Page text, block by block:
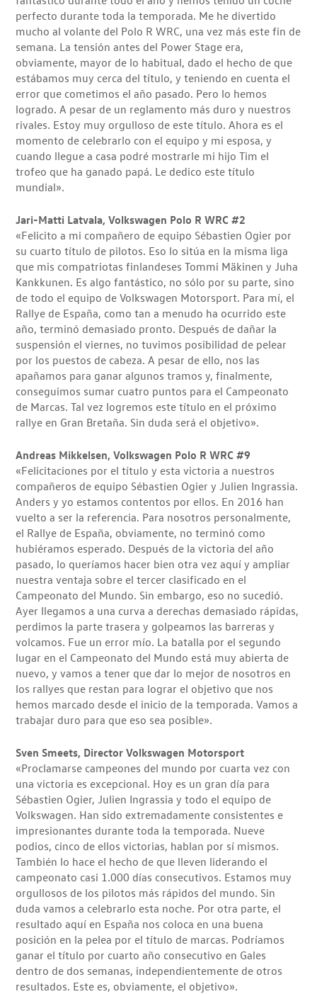
perfecto durante toda la temporada. Me he divertido
mucho al volante del Polo R WRC, una vez más este fin de
semana. La tensión antes del Power Stage era,
obviamente, mayor de lo habitual, dado el hecho de que
estábamos muy cerca del título, y teniendo en cuenta el
error que cometimos el año pasado. Pero lo hemos
logrado. A pesar de un reglamento más duro y nuestros
rivales. Estoy muy orgulloso de este título. Ahora es el
momento de celebrarlo con el equipo y mi esposa, y
cuando llegue a casa podré mostrarle mi hijo Tim el
trofeo que ha ganado papá. Le dedico este título
mundial».
Jari-Matti Latvala, Volkswagen Polo R WRC #2
«Felicito a mi compañero de equipo Sébastien Ogier por
su cuarto título de pilotos. Eso lo sitúa en la misma liga
que mis compatriotas finlandeses Tommi Mäkinen y Juha
Kankkunen. Es algo fantástico, no sólo por su parte, sino
de todo el equipo de Volkswagen Motorsport. Para mí, el
Rallye de España, como tan a menudo ha ocurrido este
año, terminó demasiado pronto. Después de dañar la
suspensión el viernes, no tuvimos posibilidad de pelear
por los puestos de cabeza. A pesar de ello, nos las
apañamos para ganar algunos tramos y, finalmente,
conseguimos sumar cuatro puntos para el Campeonato
de Marcas. Tal vez logremos este título en el próximo
rallye en Gran Bretaña. Sin duda será el objetivo».
Andreas Mikkelsen, Volkswagen Polo R WRC #9
«Felicitaciones por el título y esta victoria a nuestros
compañeros de equipo Sébastien Ogier y Julien Ingrassia.
Anders y yo estamos contentos por ellos. En 2016 han
vuelto a ser la referencia. Para nosotros personalmente,
el Rallye de España, obviamente, no terminó como
hubiéramos esperado. Después de la victoria del año
pasado, lo queríamos hacer bien otra vez aquí y ampliar
nuestra ventaja sobre el tercer clasificado en el
Campeonato del Mundo. Sin embargo, eso no sucedió.
Ayer llegamos a una curva a derechas demasiado rápidas,
perdimos la parte trasera y golpeamos las barreras y
volcamos. Fue un error mío. La batalla por el segundo
lugar en el Campeonato del Mundo está muy abierta de
nuevo, y vamos a tener que dar lo mejor de nosotros en
los rallyes que restan para lograr el objetivo que nos
hemos marcado desde el inicio de la temporada. Vamos a
trabajar duro para que eso sea posible».
Sven Smeets, Director Volkswagen Motorsport
«Proclamarse campeones del mundo por cuarta vez con
una victoria es excepcional. Hoy es un gran día para
Sébastien Ogier, Julien Ingrassia y todo el equipo de
Volkswagen. Han sido extremadamente consistentes e
impresionantes durante toda la temporada. Nueve
podios, cinco de ellos victorias, hablan por sí mismos.
También lo hace el hecho de que lleven liderando el
campeonato casi 1.000 días consecutivos. Estamos muy
orgullosos de los pilotos más rápidos del mundo. Sin
duda vamos a celebrarlo esta noche. Por otra parte, el
resultado aquí en España nos coloca en una buena
posición en la pelea por el título de marcas. Podríamos
ganar el título por cuarto año consecutivo en Gales
dentro de dos semanas, independientemente de otros
resultados. Este es, obviamente, el objetivo».